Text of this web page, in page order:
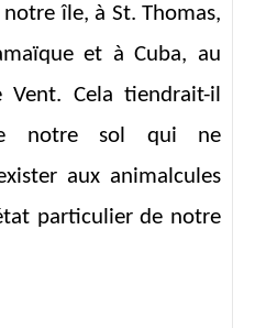
île, à St. Thomas,
et à Cuba, au
Cela tiendrait-il
notre sol qui ne
aux animalcules
particulier de notre